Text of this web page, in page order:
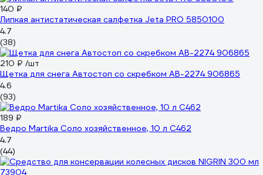
140 ₽
Липкая антистатическая салфетка Jeta PRO 5850100
4.7
(38)
210 ₽ /шт
Щетка для снега Автостоп со скребком AB-2274 906865
4.6
(93)
189 ₽
Ведро Martika Соло хозяйственное, 10 л С462
4.7
(44)